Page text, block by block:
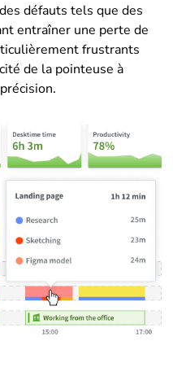
défauts tels que des
entraîner une perte de
frustrants
de la pointeuse à